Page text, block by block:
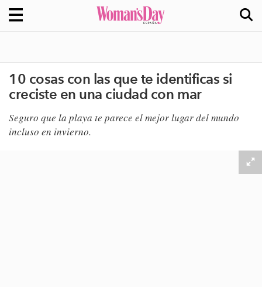
10 cosas con las que te identificas si
creciste en una ciudad con mar
Seguro que la playa te parece el mejor lugar del mundo
incluso en invierno.